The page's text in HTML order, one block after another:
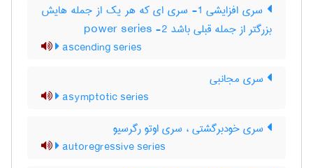
سری افزایشی 1- سری ای که هر یک از جمله هایش
بزرگتر از جمله قبلی باشد 2- power series
ascending series
سری مجانبی
asymptotic series
سری خودبرگشتی ، سری اوتو رگرسیو
autoregressive series